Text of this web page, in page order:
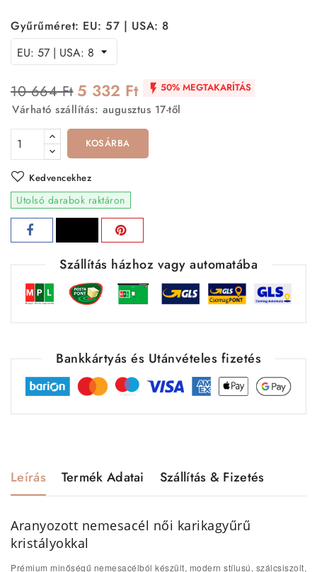
Gyűrűméret: EU: 57 | USA: 8
10 664 Ft 5 332 Ft  50% MEGTAKARÍTÁS
Várható szállítás: augusztus 17-től
KOSÁRBA
Kedvencekhez
Utolsó darabok raktáron
Szállítás házhoz vagy automatába
Bankkártyás és Utánvételes fizetés
Leírás Termék Adatai Szállítás & Fizetés
Aranyozott nemesacél női karikagyűrű
kristályokkal
Prémium minőségű nemesacélból készült, modern stílusú, szálcsiszolt,